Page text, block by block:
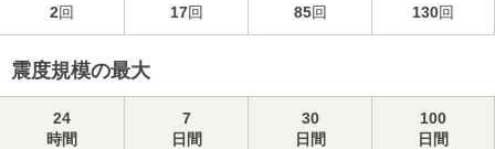
2回 17回 85回 130回
震度規模の最大
24
時間
7
日間
30
日間
100
日間